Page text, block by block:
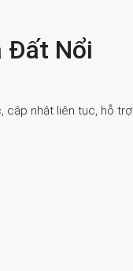
Đất Nổi
cập nhật liên tục, hỗ trợ